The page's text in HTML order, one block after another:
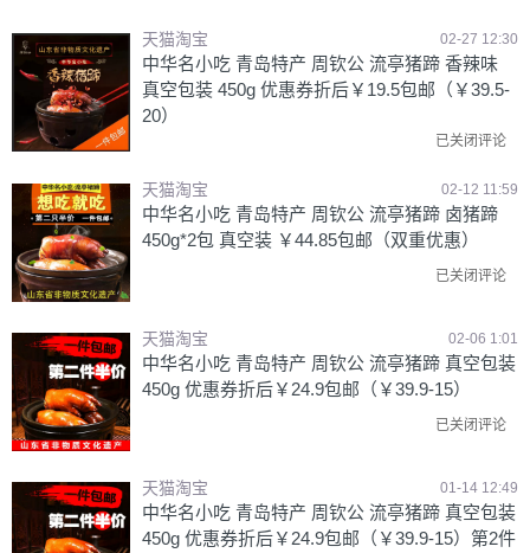
天猫淘宝 02-27 12:30
中华名小吃 青岛特产 周钦公 流亭猪蹄 香辣味
真空包装 450g 优惠券折后￥19.5包邮（￥39.5-
20）
已关闭评论
天猫淘宝 02-12 11:59
中华名小吃 青岛特产 周钦公 流亭猪蹄 卤猪蹄
450g*2包 真空装 ￥44.85包邮（双重优惠）
已关闭评论
天猫淘宝 02-06 1:01
中华名小吃 青岛特产 周钦公 流亭猪蹄 真空包装
450g 优惠券折后￥24.9包邮（￥39.9-15）
已关闭评论
天猫淘宝 01-14 12:49
中华名小吃 青岛特产 周钦公 流亭猪蹄 真空包装
450g 优惠券折后￥24.9包邮（￥39.9-15）第2件